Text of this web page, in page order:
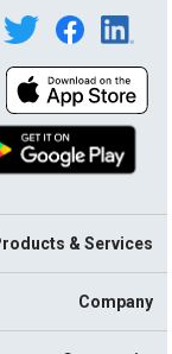
& Services
Company